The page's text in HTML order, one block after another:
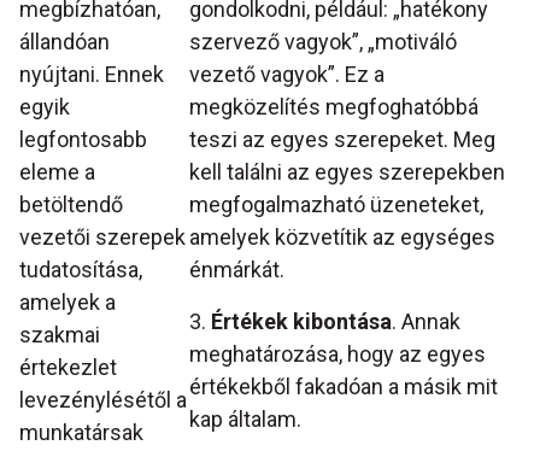
gondolkodni, például: „hatékony
szervező vagyok”, „motiváló
vezető vagyok”. Ez a
megközelítés megfoghatóbbá
teszi az egyes szerepeket. Meg
kell találni az egyes szerepekben
megfogalmazható üzeneteket,
amelyek közvetítik az egységes
énmárkát.
3. Értékek kibontása. Annak
meghatározása, hogy az egyes
értékekből fakadóan a másik mit
kap általam.
megbízhatóan,
állandóan
nyújtani. Ennek
egyik
legfontosabb
eleme a
betöltendő
vezetői szerepek
tudatosítása,
amelyek a
szakmai
értekezlet
levezénylésétől a
munkatársak